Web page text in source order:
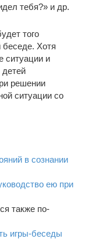
тебя?» и др.
того
беседе. Хотя
ситуации и
решении
ситуации со
в сознании
ею при
также по-
игры-беседы